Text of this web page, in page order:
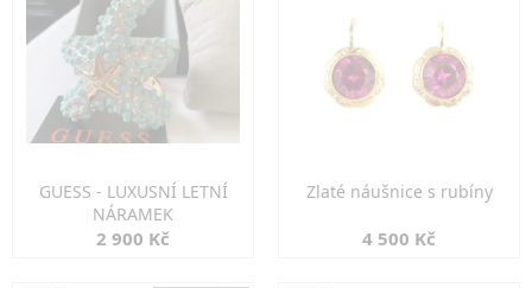
GUESS - LUXUSNÍ LETNÍ
NÁRAMEK
2 900 Kč
Zlaté náušnice s rubíny
4 500 Kč